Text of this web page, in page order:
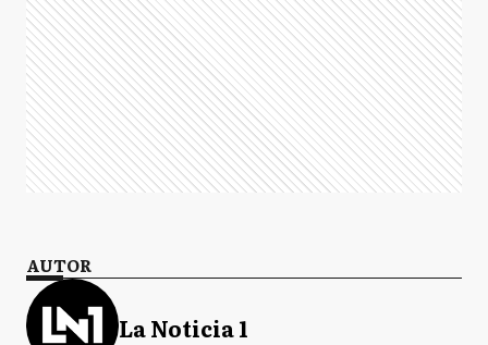
AUTOR
La Noticia 1